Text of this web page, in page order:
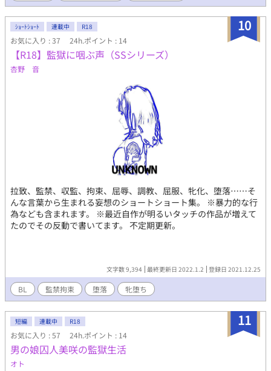
10
ｼｮｰﾄｼｮｰﾄ 連載中 R18
お気に入り : 37 24h.ポイント : 14
【R18】監獄に咽ぶ声（SSシリーズ）
杏野 音
拉致、監禁、収監、拘束、屈辱、調教、屈服、牝化、堕落……そ
んな言葉から生まれる妄想のショートショート集。 ※暴力的な行
為なども含まれます。 ※最近自作が明るいタッチの作品が増えて
たのでその反動で書いてます。 不定期更新。
文字数 9,394 最終更新日 2022.1.2 登録日 2021.12.25
BL 監禁拘束 堕落 牝堕ち
11
短編 連載中 R18
お気に入り : 57 24h.ポイント : 14
男の娘囚人美咲の監獄生活
オト